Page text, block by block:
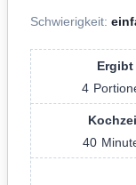
Schwierigkeit:
Ergibt
4
40